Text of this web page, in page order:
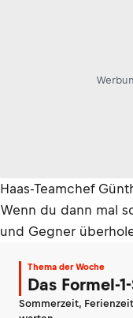
Haas-Teamchef
Wenn du dann mal
und Gegner
Thema der Woche
Das Formel-
Sommerzeit,